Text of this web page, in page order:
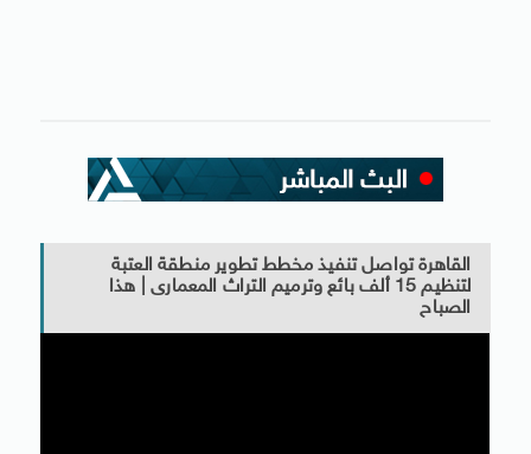
القاهرة تواصل تنفيذ مخطط تطوير منطقة العتبة
لتنظيم 15 ألف بائع وترميم التراث المعمارى | هذا
الصباح